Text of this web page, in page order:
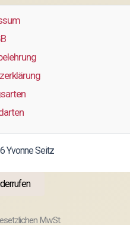
Yvonne Seitz
MwSt.